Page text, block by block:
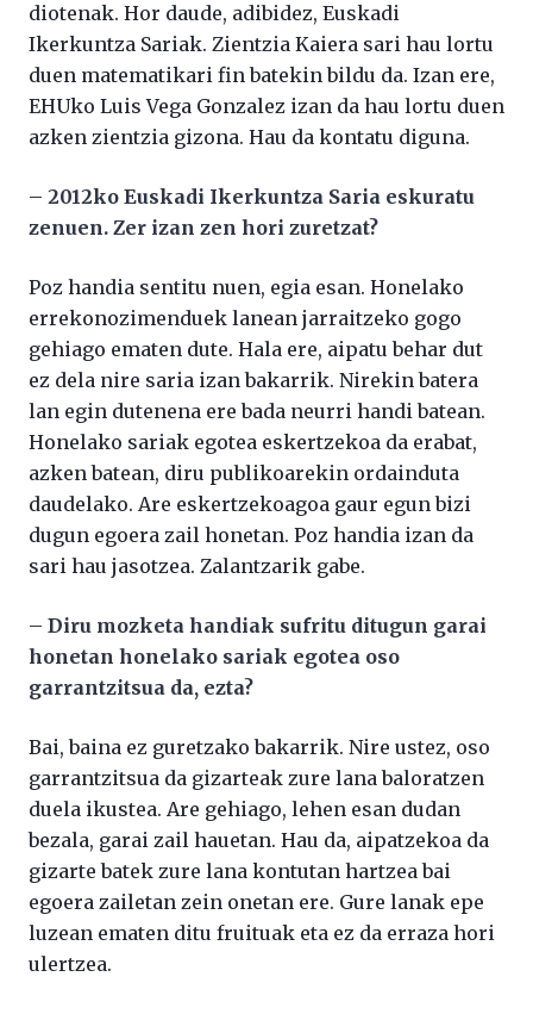
diotenak. Hor daude, adibidez, Euskadi
Ikerkuntza Sariak. Zientzia Kaiera sari hau lortu
duen matematikari fin batekin bildu da. Izan ere,
EHUko Luis Vega Gonzalez izan da hau lortu duen
azken zientzia gizona. Hau da kontatu diguna.
– 2012ko Euskadi Ikerkuntza Saria eskuratu
zenuen. Zer izan zen hori zuretzat?
Poz handia sentitu nuen, egia esan. Honelako
errekonozimenduek lanean jarraitzeko gogo
gehiago ematen dute. Hala ere, aipatu behar dut
ez dela nire saria izan bakarrik. Nirekin batera
lan egin dutenena ere bada neurri handi batean.
Honelako sariak egotea eskertzekoa da erabat,
azken batean, diru publikoarekin ordainduta
daudelako. Are eskertzekoagoa gaur egun bizi
dugun egoera zail honetan. Poz handia izan da
sari hau jasotzea. Zalantzarik gabe.
– Diru mozketa handiak sufritu ditugun garai
honetan honelako sariak egotea oso
garrantzitsua da, ezta?
Bai, baina ez guretzako bakarrik. Nire ustez, oso
garrantzitsua da gizarteak zure lana baloratzen
duela ikustea. Are gehiago, lehen esan dudan
bezala, garai zail hauetan. Hau da, aipatzekoa da
gizarte batek zure lana kontutan hartzea bai
egoera zailetan zein onetan ere. Gure lanak epe
luzean ematen ditu fruituak eta ez da erraza hori
ulertzea.